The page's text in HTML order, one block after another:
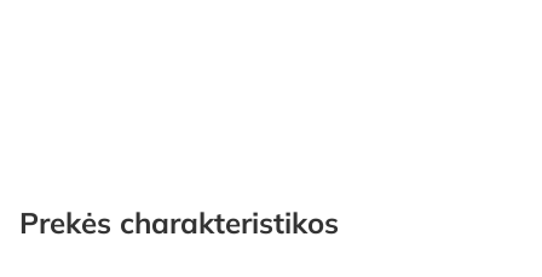
Prekės charakteristikos